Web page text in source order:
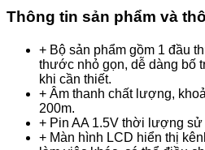
Thông tin sản phẩm và
+ Bộ sản phẩm gồm 1 đầu
thước nhỏ gọn, dễ dàng bố
khi cần thiết.
+ Âm thanh chất lượng,
200m.
+ Pin AA 1.5V thời lượng
+ Màn hình LCD hiển thị